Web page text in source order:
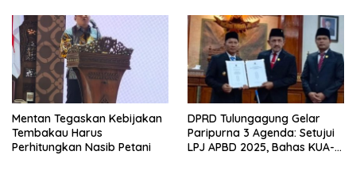
Mentan Tegaskan Kebijakan
Tembakau Harus
Perhitungkan Nasib Petani
DPRD Tulungagung Gelar
Paripurna 3 Agenda: Setujui
LPJ APBD 2025, Bahas KUA-